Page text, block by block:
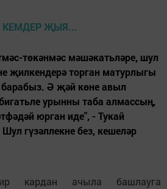
төкәнмәс мәшәкатьләре, шул
җилкендерә торган матурлыгы
барабыз. Ә җәй көне авыл
урынны таба алмассың,
юрган иде", - Тукай
Шул гүзәллекне без, кешеләр
кардан ачыла башлауга